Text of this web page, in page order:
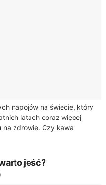
napojów na świecie, który
latach coraz więcej
na zdrowie. Czy kawa
jeść?